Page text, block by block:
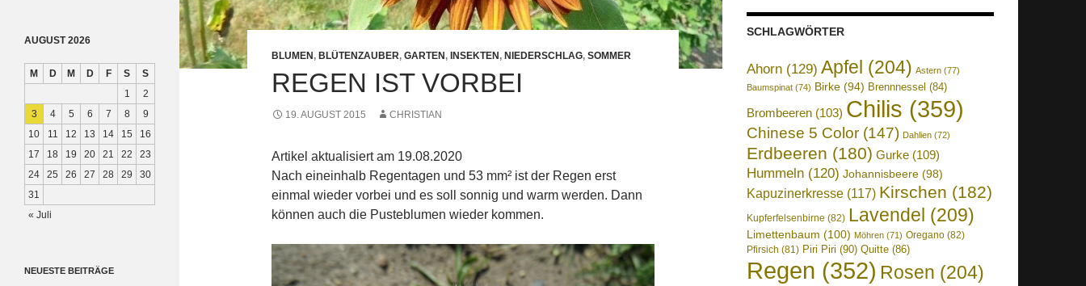
BLUMEN , BLÜTENZAUBER, GARTEN , INSEKTEN , NIEDERSCHLAG, SOMMER
REGEN IST VORBEI
19. AUGUST 2015 CHRISTIAN
Artikel aktualisiert am 19.08.2020
Nach eineinhalb Regentagen und 53 mm² ist der Regen erst
einmal wieder vorbei und es soll sonnig und warm werden. Dann
können auch die Pusteblumen wieder kommen.
SCHLAGWÖRTER
Ahorn (129) Apfel (204) Astern (77)
Baumspinat (74) Birke (94) Brennnessel (84)
Brombeeren (103) Chilis (359)
Chinese 5 Color (147) Dahlien (72)
Erdbeeren (180) Gurke (109)
Hummeln (120) Johannisbeere (98)
Kapuzinerkresse (117) Kirschen (182)
Kupferfelsenbirne (82) Lavendel (209)
Limettenbaum (100) Möhren (71) Oregano (82)
Pfirsich (81) Piri Piri (90) Quitte (86)
Regen (352) Rosen (204)
AUGUST 2026
M D M D F S
S
1
2
3
4 5 6 7 8
9
10
11 12 13 14 15
16
17
18 19 20 21 22
23
24
25 26 27 28 29
30
31
« Juli
NEUESTE BEITRÄGE